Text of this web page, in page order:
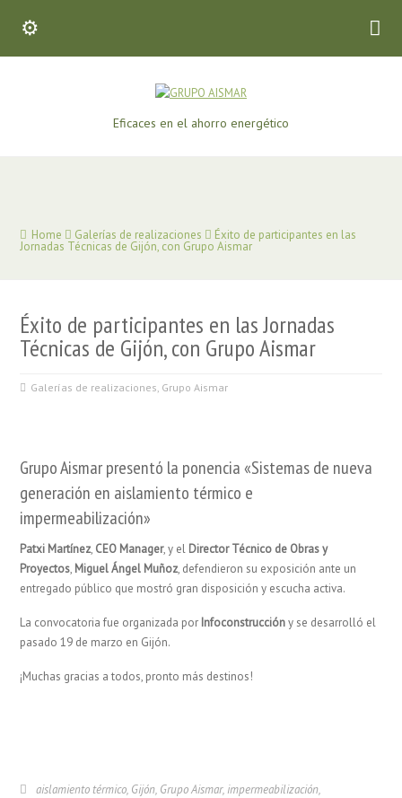
Eficaces en el ahorro energético
Home Galerías de realizaciones Éxito de participantes en las
Jornadas Técnicas de Gijón, con Grupo Aismar
Éxito de participantes en las Jornadas
Técnicas de Gijón, con Grupo Aismar
Galerías de realizaciones, Grupo Aismar
Grupo Aismar presentó la ponencia «Sistemas de nueva
generación en aislamiento térmico e
impermeabilización»
Patxi Martínez, CEO Manager, y el Director Técnico de Obras y
Proyectos, Miguel Ángel Muñoz, defendieron su exposición ante un
entregado público que mostró gran disposición y escucha activa.
La convocatoria fue organizada por Infoconstruccióny se desarrolló el
pasado 19 de marzo en Gijón.
¡Muchas gracias a todos, pronto más destinos!
aislamiento térmico, Gijón, Grupo Aismar, impermeabilización,